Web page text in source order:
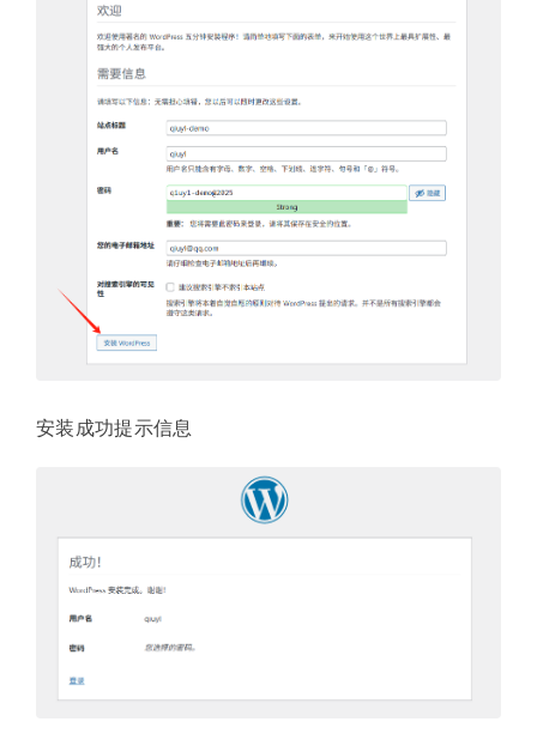
安装成功提示信息